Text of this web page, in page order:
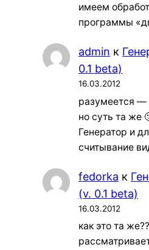
имеем
программы
admin к
0.1 beta)
16.03.2012
разумеется —
но суть та же
Генератор и
считывание
fedorka к
(v. 0.1 beta)
16.03.2012
как это та